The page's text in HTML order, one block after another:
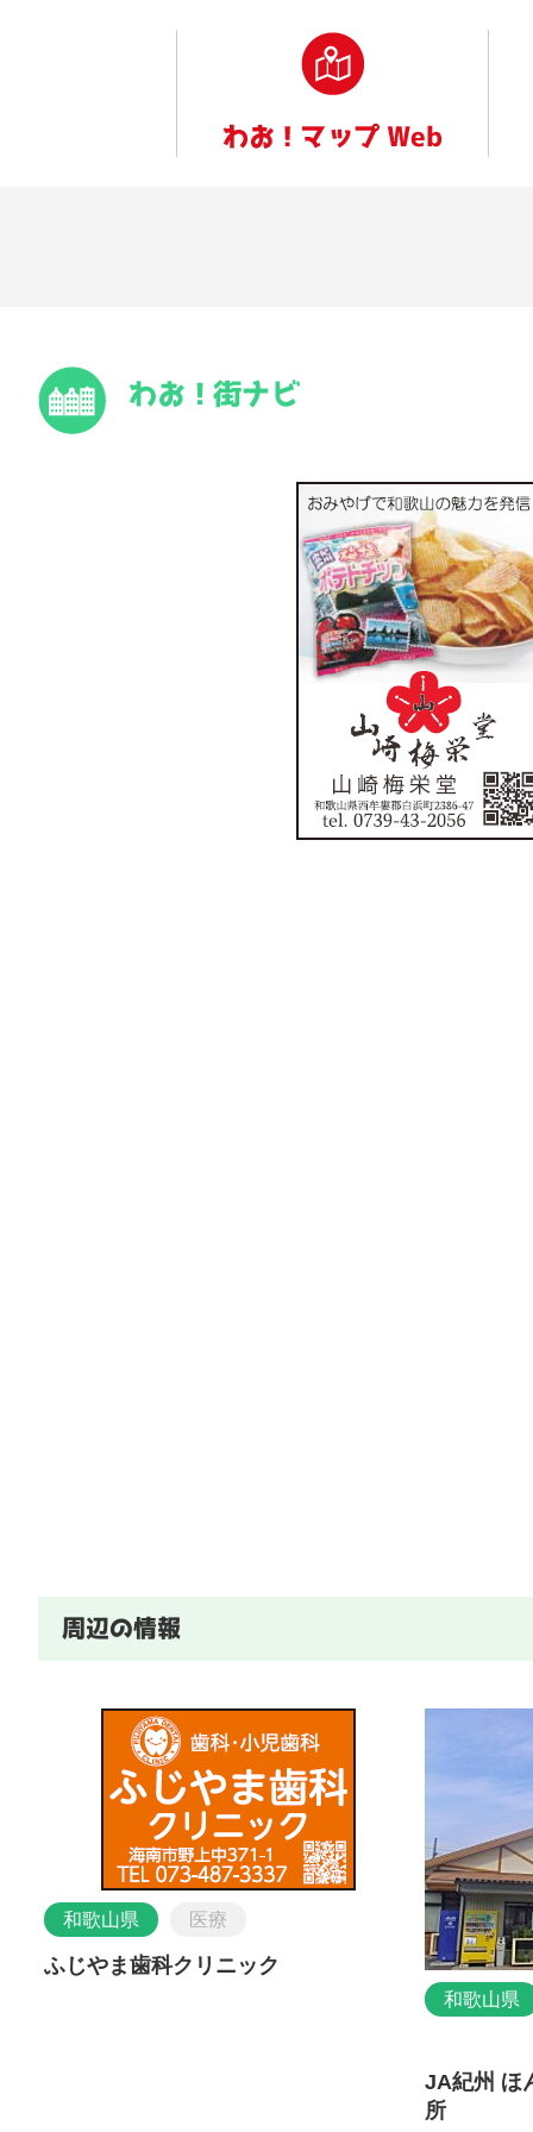
周辺の情報
和歌山県 医療
ふじやま歯科クリニック
和歌山県
JA紀州 ほ
所